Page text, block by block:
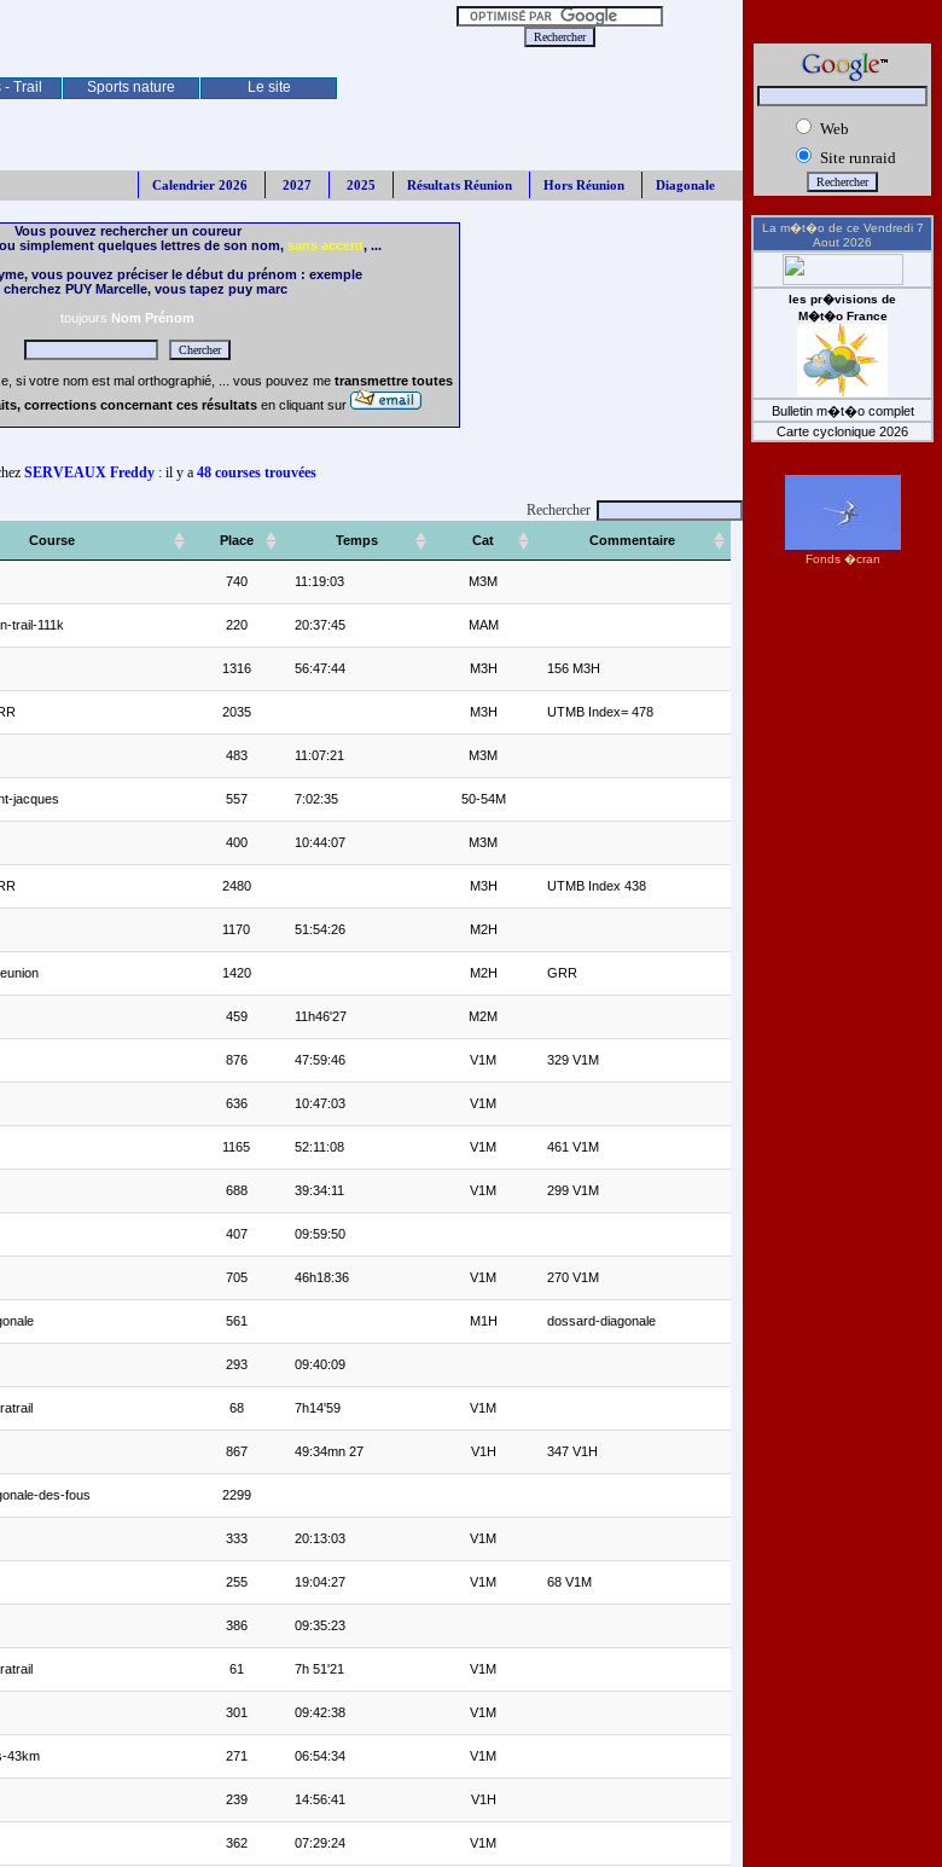
Trail Sports nature Le site
Calendrier 2026 2027 2025 Résultats Réunion Hors Réunion Diagonale
Vous pouvez rechercher un coureur
simplement quelques lettres de son nom, sans accent, ...
vous pouvez préciser le début du prénom : exemple
PUY Marcelle, vous tapez puy marc
toujours Nom Prénom
si votre nom est mal orthographié, ... vous pouvez me transmettre toutes
corrections concernant ces résultats en cliquant sur
SERVEAUX Freddy : il y a 48 courses trouvées
Rechercher
Course Place Temps Cat Commentaire
740 11:19:03 M3M
trail-111k 220 20:37:45 MAM
1316 56:47:44 M3H 156 M3H
2035 M3H UTMB Index= 478
483 11:07:21 M3M
jacques 557 7:02:35 50-54M
400 10:44:07 M3M
2480 M3H UTMB Index 438
1170 51:54:26 M2H
1420 M2H GRR
459 11h46'27 M2M
876 47:59:46 V1M 329 V1M
636 10:47:03 V1M
1165 52:11:08 V1M 461 V1M
688 39:34:11 V1M 299 V1M
407 09:59:50
705 46h18:36 V1M 270 V1M
561 M1H dossard-diagonale
293 09:40:09
68 7h14'59 V1M
867 49:34mn 27 V1H 347 V1H
des-fous 2299
333 20:13:03 V1M
255 19:04:27 V1M 68 V1M
386 09:35:23
61 7h 51'21 V1M
301 09:42:38 V1M
43km 271 06:54:34 V1M
239 14:56:41 V1H
362 07:29:24 V1M
Web
Site runraid
La m�t�o de ce Vendredi 7
Aout 2026
les pr�visions de
M�t�o France
Bulletin m�t�o complet
Carte cyclonique 2026
Fonds �cran